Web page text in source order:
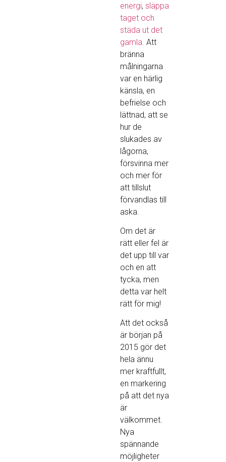
energi, släppa
taget och
städa ut det
gamla. Att
bränna
målningarna
var en härlig
känsla, en
befrielse och
lättnad, att se
hur de
slukades av
lågorna,
försvinna mer
och mer för
att tillslut
förvandlas till
aska.
Om det är
rätt eller fel är
det upp till var
och en att
tycka, men
detta var helt
rätt för mig!
Att det också
är början på
2015 gör det
hela ännu
mer kraftfullt,
en markering
på att det nya
är
välkommet.
Nya
spännande
möjligheter